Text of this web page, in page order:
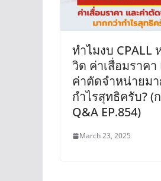
ทำไมงบ CPALL
วิด ค่าเสื่อมราคา
ค่าตัดจำหน่ายมา
กำไรสุทธิครับ? (
Q&A EP.854)
March 23, 2025